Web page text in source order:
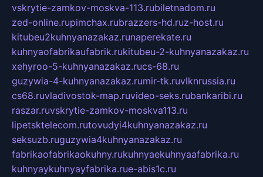
vskrytie-zamkov-moskva-113.rubiletnadom.ru
zed-online.rupimchax.rubrazzers-hd.ruz-host.ru
kitubeu2kuhnyanazakaz.runaperekate.ru
kuhnyaofabrikaufabrik.rukitubeu-2-kuhnyanazakaz.ru
xehyroo-5-kuhnyanazakaz.rucs-68.ru
guzywia-4-kuhnyanazakaz.rumir-tk.ruvlknrussia.ru
cs68.ruvladivostok-map.ruvideo-seks.rubankaribi.ru
raszar.ruvskrytie-zamkov-moskva113.ru
lipetsktelecom.rutovudyi4kuhnyanazakaz.ru
seksuzb.ruguzywia4kuhnyanazakaz.ru
fabrikaofabrikaokuhny.rukuhnyaekuhnyaafabrika.ru
kuhnyaykuhnyayfabrika.rue-abis1c.ru